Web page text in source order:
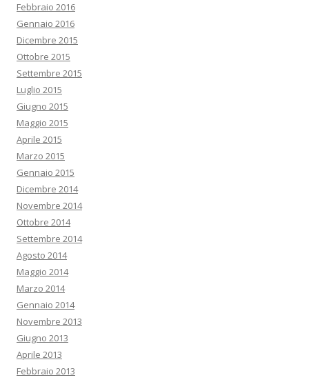
Febbraio 2016
Gennaio 2016
Dicembre 2015
Ottobre 2015
Settembre 2015
Luglio 2015
Giugno 2015
Maggio 2015
Aprile 2015
Marzo 2015
Gennaio 2015
Dicembre 2014
Novembre 2014
Ottobre 2014
Settembre 2014
Agosto 2014
Maggio 2014
Marzo 2014
Gennaio 2014
Novembre 2013
Giugno 2013
Aprile 2013
Febbraio 2013